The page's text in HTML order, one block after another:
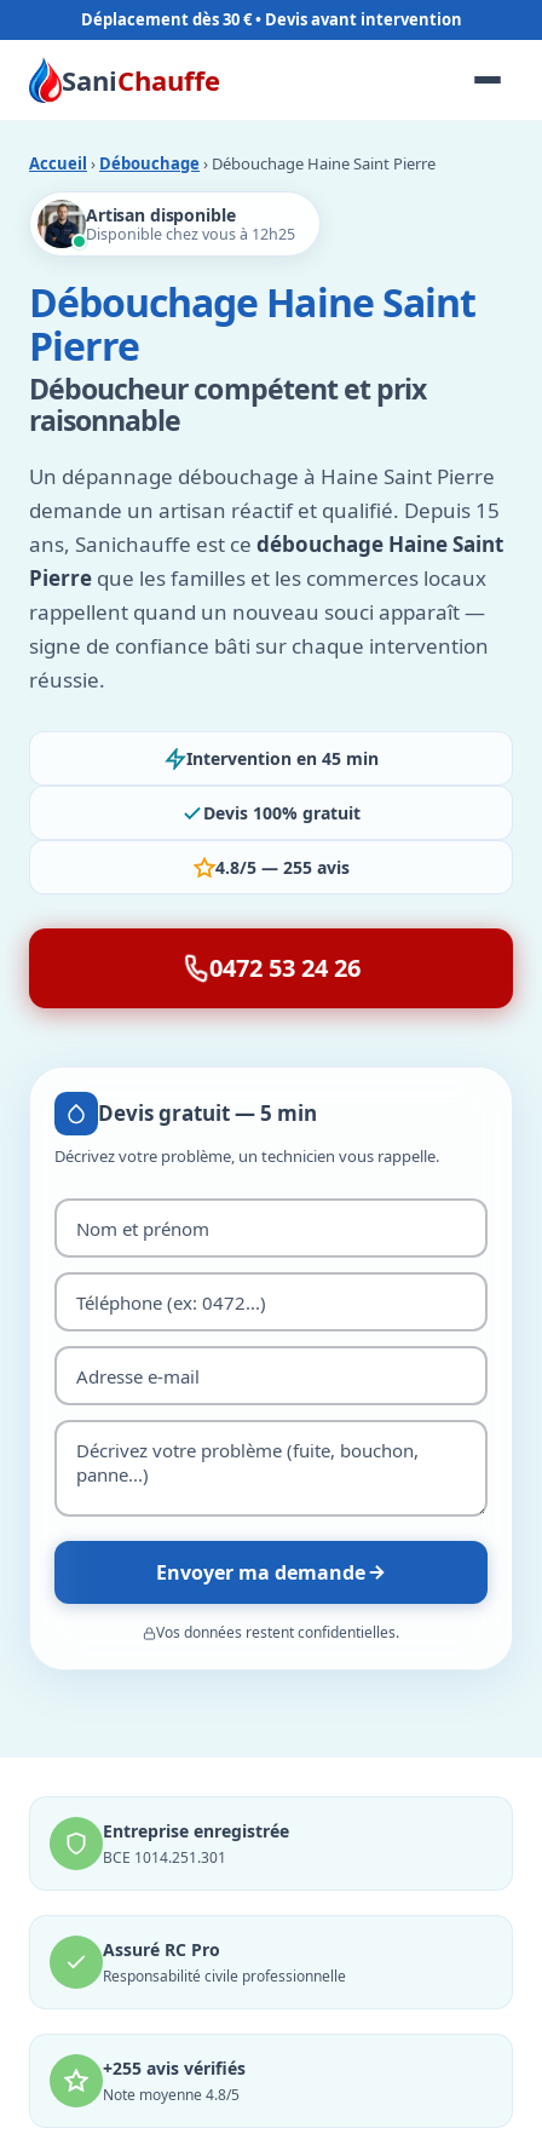
Déplacement dès 30 €
SaniChauffe
Accueil › Débouchage › Débouchage Haine Saint Pierre
Artisan disponible
Disponible chez vous à 12h25
Débouchage Haine Saint
Pierre
Déboucheur compétent et prix
raisonnable
Un dépannage débouchage à Haine Saint Pierre
demande un artisan réactif et qualifié. Depuis 15
ans, Sanichauffe est ce débouchage Haine Saint
Pierre que les familles et les commerces locaux
rappellent quand un nouveau souci apparaît —
signe de confiance bâti sur chaque intervention
réussie.
Intervention en 45 min
Devis 100% gratuit
4.8/5 — 255 avis
0472 53 24 26
Devis gratuit — 5 min
Décrivez votre problème, un technicien vous rappelle.
Envoyer ma demande
Vos données restent confidentielles.
Entreprise enregistrée
BCE 1014.251.301
Assuré RC Pro
Responsabilité civile professionnelle
+255 avis vérifiés
Note moyenne 4.8/5